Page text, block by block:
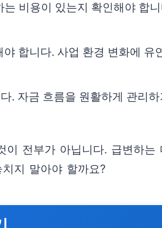
비용이 있는지 확인해야 합
합니다. 사업 환경 변화에 유
. 자금 흐름을 원활하게 관리
전부가 아닙니다. 급변하
지 말아야 할까요?